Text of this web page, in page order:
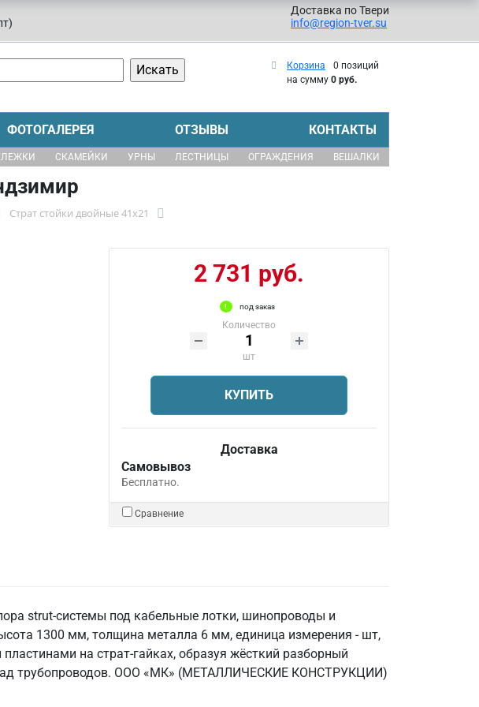
Доставка по Твери
info@region-tver.su
Корзина
0 позиций
на сумму 0 руб.
ФОТОГАЛЕРЕЯ ОТЗЫВЫ КОНТАКТЫ
СКАМЕЙКИ УРНЫ ЛЕСТНИЦЫ ОГРАЖДЕНИЯ ВЕШАЛКИ
Страт стойки двойные 41x21
2 731 руб.
под заказ
Количество
шт
КУПИТЬ
Доставка
Самовывоз
Бесплатно.
Сравнение
strut-системы под кабельные лотки, шинопроводы и
1300 мм, толщина металла 6 мм, единица измерения - шт,
на страт-гайках, образуя жёсткий разборный
трубопроводов. ООО «МК» (МЕТАЛЛИЧЕСКИЕ КОНСТРУКЦИИ)